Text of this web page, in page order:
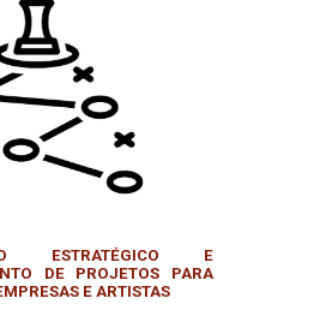
ESTRATÉGICO E
DE PROJETOS PARA
E ARTISTAS